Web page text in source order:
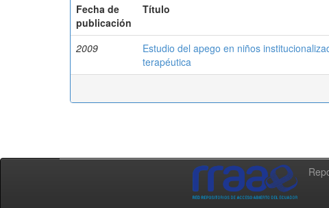
Fecha de
publicación
Título
2009
Estudio del apego en niños
terapéutica